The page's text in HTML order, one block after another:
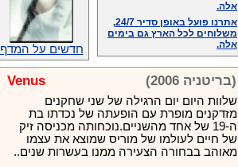
משלוחים לכל הארץ גם בימים
אלה.
אנחנו כאן לכול שאלה וזמינים
במענה הטלפוני שלנו.ובמייל
.האתר לרשותכם פעיל 24/7
מענה טלפוני: 09-7652392
צוות דיוידי מאסטר ישיר.
זמינים במייל ובטלפון. האתר
לרשותכם פעיל 24/7
צוות דיוידי מאסטר ישיר.
חדשים על המדף
(בריטניה 2006) Venus
שלוות היום יום הרגילה של שני שחקנים
מזדקנים מופרת עם הופעתה של נכדתו בת
ה-19 של אחד מהשניים.נוכחותה מכניסה זיק
של חיים לעולמו של מוריס שמוצא את עצמו
מאוהב בבחורה הצעירה ממנו בעשרות שנים..